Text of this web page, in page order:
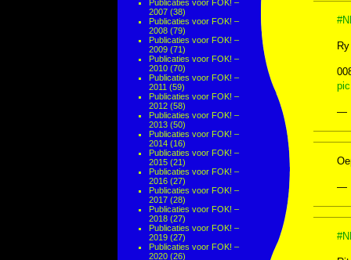
Publicaties voor FOK! –
2007 (38)
Publicaties voor FOK! –
2008 (79)
Publicaties voor FOK! –
2009 (71)
Publicaties voor FOK! –
2010 (70)
Publicaties voor FOK! –
2011 (59)
Publicaties voor FOK! –
2012 (58)
Publicaties voor FOK! –
2013 (50)
Publicaties voor FOK! –
2014 (16)
Publicaties voor FOK! –
2015 (21)
Publicaties voor FOK! –
2016 (27)
Publicaties voor FOK! –
2017 (28)
Publicaties voor FOK! –
2018 (27)
Publicaties voor FOK! –
2019 (27)
Publicaties voor FOK! –
2020 (26)
—
—